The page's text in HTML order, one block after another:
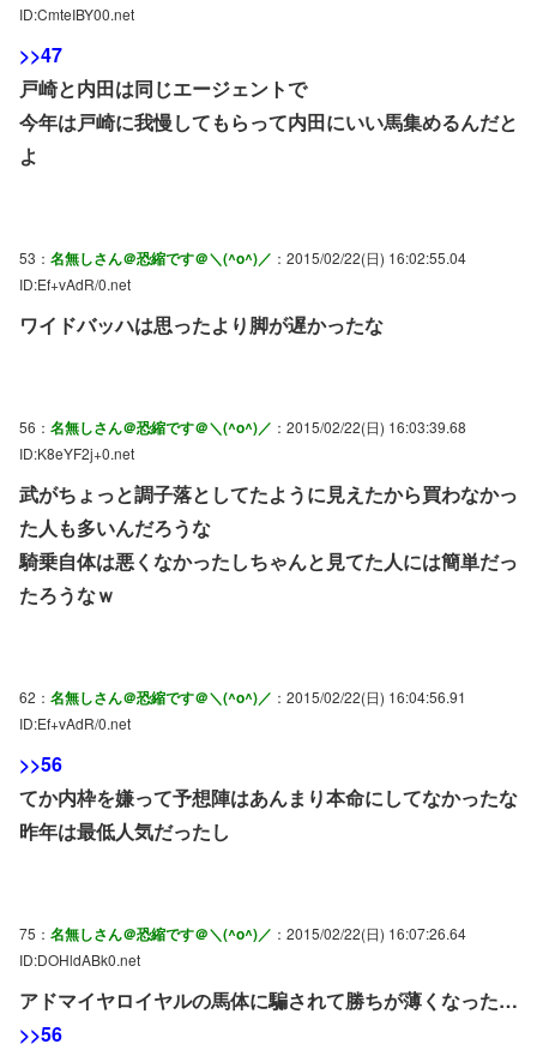
ID:CmteIBY00.net
>>47
戸崎と内田は同じエージェントで
今年は戸崎に我慢してもらって内田にいい馬集めるんだと
よ
53： 名無しさん＠恐縮です＠＼(^o^)／ ：2015/02/22(日) 16:02:55.04
ID:Ef+vAdR/0.net
ワイドバッハは思ったより脚が遅かったな
56： 名無しさん＠恐縮です＠＼(^o^)／ ：2015/02/22(日) 16:03:39.68
ID:K8eYF2j+0.net
武がちょっと調子落としてたように見えたから買わなかっ
た人も多いんだろうな
騎乗自体は悪くなかったしちゃんと見てた人には簡単だっ
たろうなｗ
62： 名無しさん＠恐縮です＠＼(^o^)／ ：2015/02/22(日) 16:04:56.91
ID:Ef+vAdR/0.net
>>56
てか内枠を嫌って予想陣はあんまり本命にしてなかったな
昨年は最低人気だったし
75： 名無しさん＠恐縮です＠＼(^o^)／ ：2015/02/22(日) 16:07:26.64
ID:DOHldABk0.net
アドマイヤロイヤルの馬体に騙されて勝ちが薄くなった…
>>56